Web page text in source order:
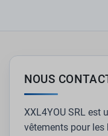
NOUS
XXL4YOU SRL est
vêtements pour